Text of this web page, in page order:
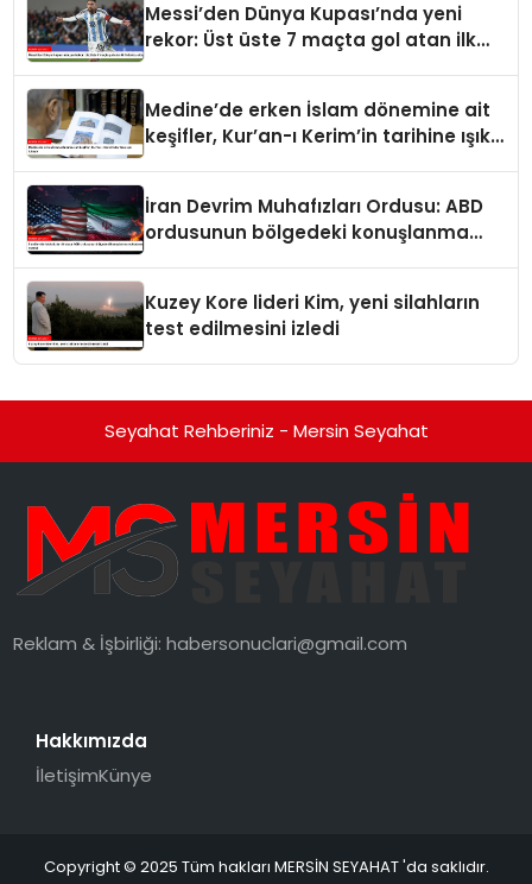
Messi’den Dünya Kupası’nda yeni
rekor: Üst üste 7 maçta gol atan ilk
Medine’de erken İslam dönemine ait
keşifler, Kur’an-ı Kerim’in tarihine ışık
İran Devrim Muhafızları Ordusu: ABD
ordusunun bölgedeki konuşlanma
Kuzey Kore lideri Kim, yeni silahların
test edilmesini izledi
Seyahat Rehberiniz - Mersin Seyahat
Reklam & İşbirliği:habersonuclari@gmail.com
Hakkımızda
İletişimKünye
Copyright © 2025 Tüm hakları MERSİN SEYAHAT 'da saklıdır.